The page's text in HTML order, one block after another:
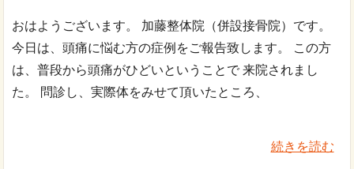
おはようございます。 加藤整体院（併設接骨院）です。
今日は、頭痛に悩む方の症例をご報告致します。 この方
は、普段から頭痛がひどいということで 来院されまし
た。 問診し、実際体をみせて頂いたところ、
続きを読む